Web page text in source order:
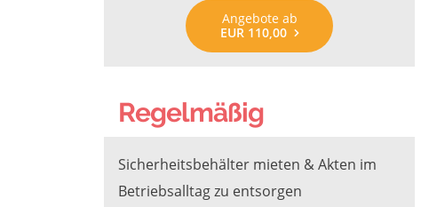
Angebote ab
EUR 110,00
Regelmäßig
Sicherheitsbehälter mieten & Akten im
Betriebsalltag zu entsorgen